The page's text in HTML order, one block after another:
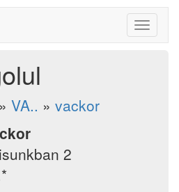
Toggle
» VA.. » vackor
2